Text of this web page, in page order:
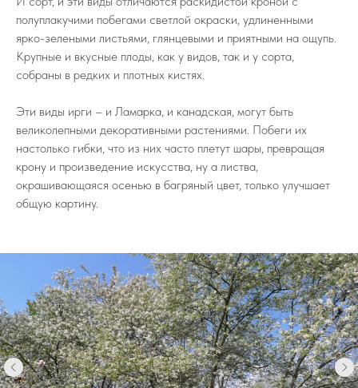
полуплакучими побегами светлой окраски, удлиненными
ярко-зелеными листьями, глянцевыми и приятными на ощупь.
Крупные и вкусные плоды, как у видов, так и у сорта,
собраны в редких и плотных кистях.
Эти виды ирги – и Ламарка, и канадская, могут быть
великолепными декоративными растениями. Побеги их
настолько гибки, что из них часто плетут шары, превращая
крону и произведение искусства, ну а листва,
окрашивающаяся осенью в багряный цвет, только улучшает
общую картину.